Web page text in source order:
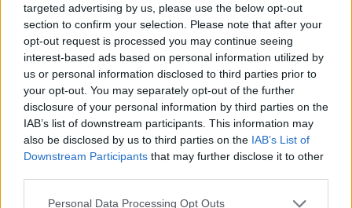
targeted advertising by us, please use the below opt-out
section to confirm your selection. Please note that after your
opt-out request is processed you may continue seeing
interest-based ads based on personal information utilized by
us or personal information disclosed to third parties prior to
your opt-out. You may separately opt-out of the further
disclosure of your personal information by third parties on the
IAB’s list of downstream participants. This information may
also be disclosed by us to third parties on the IAB’s List of
Downstream Participants that may further disclose it to other
Personal Data Processing Opt Outs
Τα φιστίκια Αιγίνης μπορούν να
βελτιώσουν την υγεία των ματιών σε
μόλις 6 εβδομάδες – Πόσα πρέπει να
τρώτε
Οι ερευνητές από το Korea Institute of